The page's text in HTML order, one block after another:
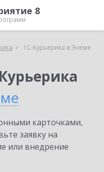
8
1С-Курьерика в Энеме
карточками,
заявку на
или внедрение